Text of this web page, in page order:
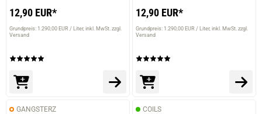
12,90 EUR*
Grundpreis: 1.290,00 EUR / Liter inkl. MwSt. zzgl.
Versand
12,90 EUR*
Grundpreis: 1.290,00 EUR / Liter inkl. MwSt. zzgl.
Versand
GANGSTERZ COILS